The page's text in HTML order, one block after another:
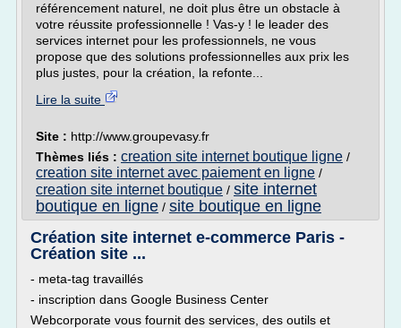
référencement naturel, ne doit plus être un obstacle à
votre réussite professionnelle ! Vas-y ! le leader des
services internet pour les professionnels, ne vous
propose que des solutions professionnelles aux prix les
plus justes, pour la création, la refonte...
Lire la suite
Site : http://www.groupevasy.fr
Thèmes liés : creation site internet boutique ligne /
creation site internet avec paiement en ligne /
creation site internet boutique / site internet
boutique en ligne / site boutique en ligne
Création site internet e-commerce Paris -
Création site ...
- meta-tag travaillés
- inscription dans Google Business Center
Webcorporate vous fournit des services, des outils et